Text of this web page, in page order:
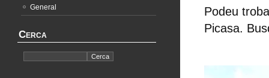
Podeu
Picasa.
General
Cerca